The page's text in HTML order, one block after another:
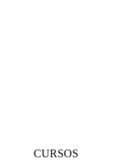
CURSOS